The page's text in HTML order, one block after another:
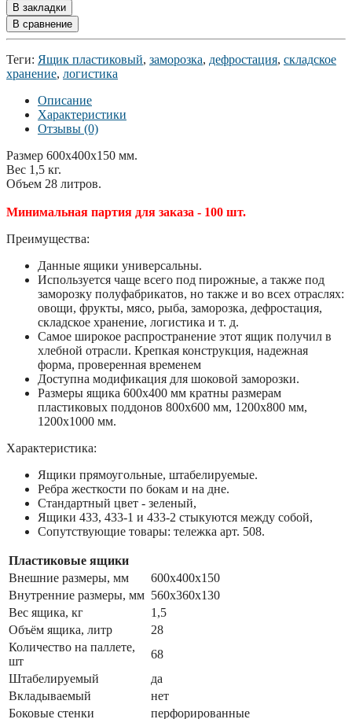
В закладки
В сравнение
Теги: Ящик пластиковый, заморозка, дефростация, складское
хранение, логистика
Описание
Характеристики
Отзывы (0)
Размер 600x400x150 мм.
Вес 1,5 кг.
Объем 28 литров.
Минимальная партия для заказа - 100 шт.
Преимущества:
Данные ящики универсальны.
Используется чаще всего под пирожные, а также под
заморозку полуфабрикатов, но также и во всех отраслях:
овощи, фрукты, мясо, рыба, заморозка, дефростация,
складское хранение, логистика и т. д.
Самое широкое распространение этот ящик получил в
хлебной отрасли. Крепкая конструкция, надежная
форма, проверенная временем
Доступна модификация для шоковой заморозки.
Размеры ящика 600x400 мм кратны размерам
пластиковых поддонов 800x600 мм, 1200x800 мм,
1200x1000 мм.
Характеристика:
Ящики прямоугольные, штабелируемые.
Ребра жесткости по бокам и на дне.
Стандартный цвет - зеленый,
Ящики 433, 433-1 и 433-2 стыкуются между собой,
Сопутствующие товары: тележка арт. 508.
Пластиковые ящики
Внешние размеры, мм
600x400x150
Внутренние размеры, мм 560x360x130
Вес ящика, кг
1,5
Объём ящика, литр
28
Количество на паллете,
шт
68
Штабелируемый
да
Вкладываемый
нет
Боковые стенки
перфорированные